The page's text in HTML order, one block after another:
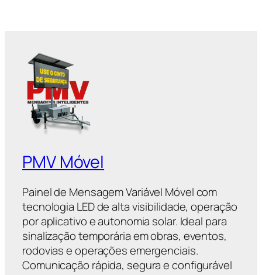
PMV Móvel
Painel de Mensagem Variável Móvel com
tecnologia LED de alta visibilidade, operação
por aplicativo e autonomia solar. Ideal para
sinalização temporária em obras, eventos,
rodovias e operações emergenciais.
Comunicação rápida, segura e configurável